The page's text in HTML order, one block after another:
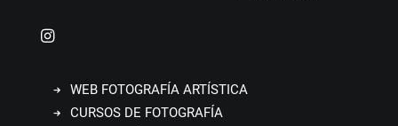
WEB FOTOGRAFÍA ARTÍSTICA
CURSOS DE FOTOGRAFÍA